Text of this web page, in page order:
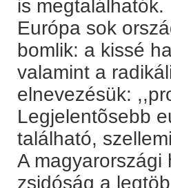
is megtalálhatók.
Európa sok
bomlik: a kissé
valamint a
elnevezésük:
Legjelentõsebb
található,
A
zsidóság a